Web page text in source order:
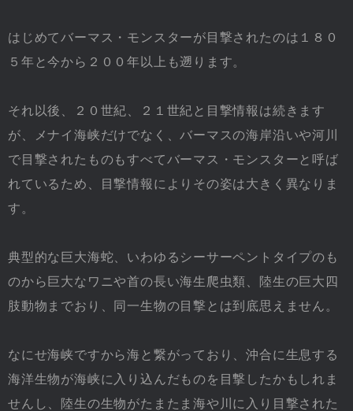
はじめてバーマス・モンスターが目撃されたのは１８０
５年と今から２００年以上も遡ります。
それ以後、２０世紀、２１世紀と目撃情報は続きます
が、メナイ海峡だけでなく、バーマスの海岸沿いや河川
で目撃されたものもすべてバーマス・モンスターと呼ば
れているため、目撃情報によりその姿は大きく異なりま
す。
典型的な巨大海蛇、いわゆるシーサーペントタイプのも
のから巨大なワニや首の長い海生爬虫類、陸生の巨大四
肢動物までおり、同一生物の目撃とは到底思えません。
なにせ海峡ですから海と繋がっており、沖合に生息する
海洋生物が海峡に入り込んだものを目撃したかもしれま
せんし、陸生の生物がたまたま海や川に入り目撃された